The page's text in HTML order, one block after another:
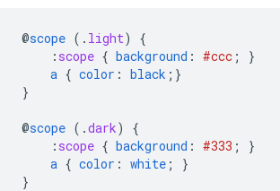
@scope ( . light)
{
: scope { background : #ccc ;
}
a { color : black ;}
}
@scope ( .dark)
{
: scope { background : #333 ;
}
a { color : white ;
}
}